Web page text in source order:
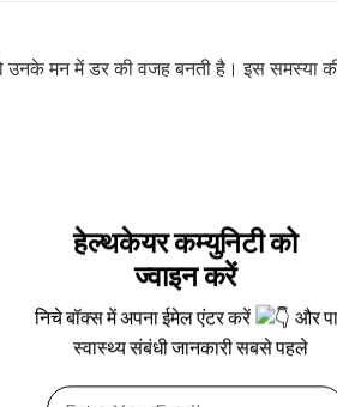
उनके मन में डर की वजह बनती है। इस समस्या
हेल्थकेयर कम्युनिटी को
ज्वाइन करें
निचे बॉक्स में अपना ईमेल एंटर करें
और
स्वास्थ्य संबंधी जानकारी सबसे पहले